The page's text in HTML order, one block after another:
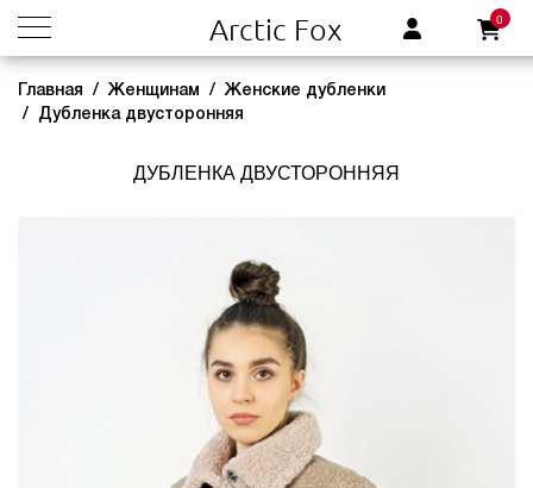
Arctic Fox 0
Главная Женщинам
Женские дубленки
Дубленка двусторонняя
ДУБЛЕНКА ДВУСТОРОННЯЯ